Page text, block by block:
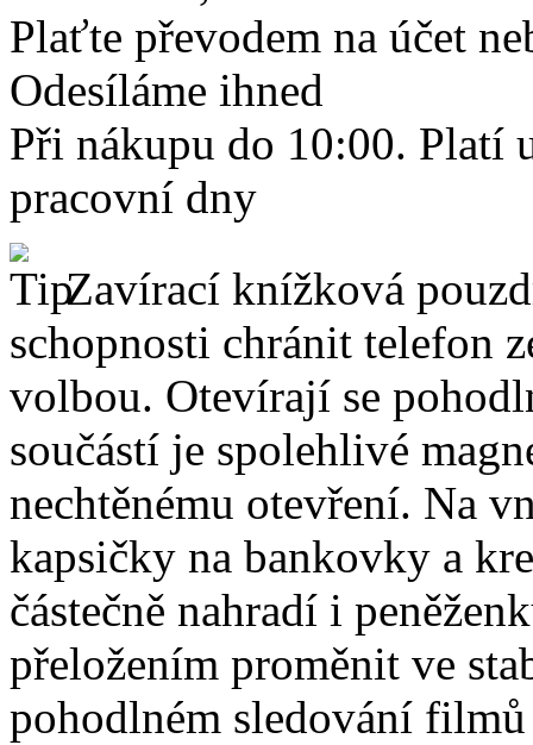
Plaťte převodem na účet
Odesíláme ihned
Při nákupu do 10:00. Platí
pracovní dny
Zavírací knížková
schopnosti chránit telefon
volbou. Otevírají se
součástí je spolehlivé
nechtěnému otevření. Na
kapsičky na bankovky a
částečně nahradí i
přeložením proměnit ve
pohodlném sledování